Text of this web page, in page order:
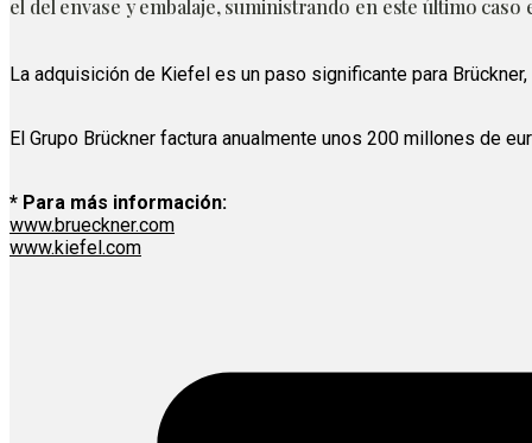
el del envase y embalaje, suministrando en este último
La adquisición de Kiefel es un paso significante para
El Grupo Brückner factura anualmente unos 200 millones de
* Para más información:
www.brueckner.com
www.kiefel.com